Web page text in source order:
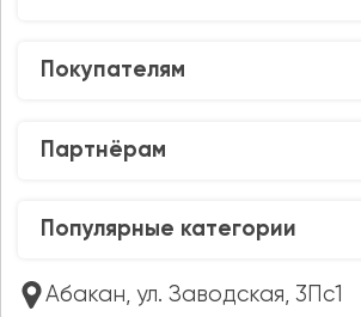
Покупателям
Партнёрам
Популярные категории
Абакан, ул. Заводская, 3Пс1